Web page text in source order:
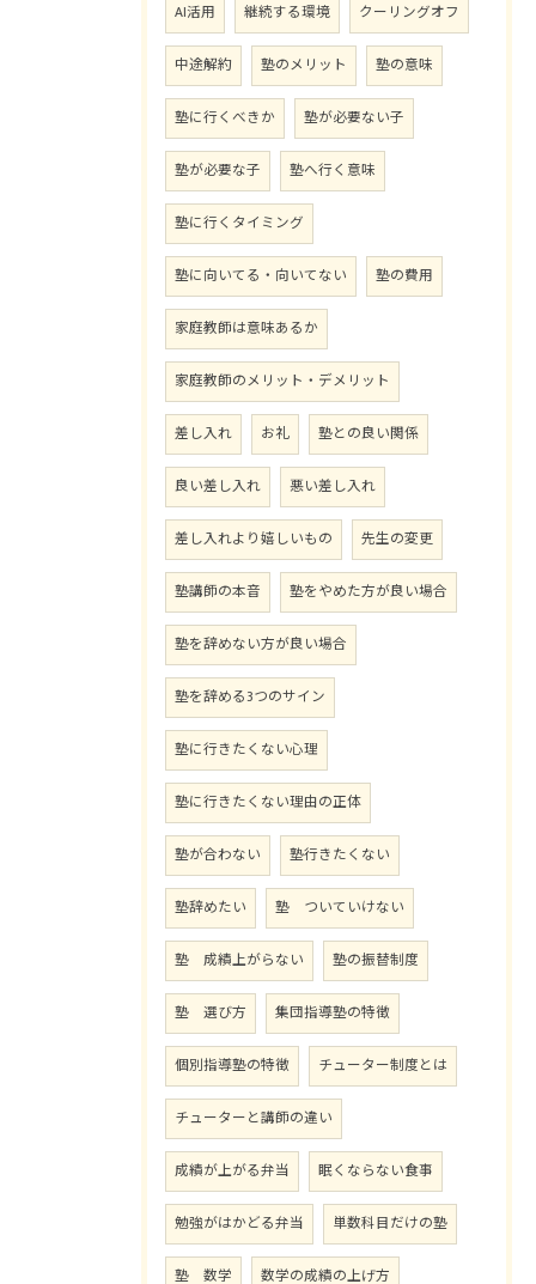
AI活用 継続する環境 クーリングオフ
中途解約 塾のメリット 塾の意味
塾に行くべきか 塾が必要ない子
塾が必要な子 塾へ行く意味
塾に行くタイミング
塾に向いてる・向いてない 塾の費用
家庭教師は意味あるか
家庭教師のメリット・デメリット
差し入れ お礼 塾との良い関係
良い差し入れ 悪い差し入れ
差し入れより嬉しいもの 先生の変更
塾講師の本音 塾をやめた方が良い場合
塾を辞めない方が良い場合
塾を辞める3つのサイン
塾に行きたくない心理
塾に行きたくない理由の正体
塾が合わない 塾行きたくない
塾辞めたい 塾 ついていけない
塾 成績上がらない 塾の振替制度
塾 選び方 集団指導塾の特徴
個別指導塾の特徴 チューター制度とは
チューターと講師の違い
成績が上がる弁当 眠くならない食事
勉強がはかどる弁当 単数科目だけの塾
塾 数学 数学の成績の上げ方